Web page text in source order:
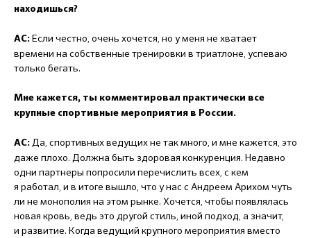
находишься?
АС: Если честно, очень хочется, но у меня не хватает
времени на собственные тренировки в триатлоне, успеваю
только бегать.
Мне кажется, ты комментировал практически все
крупные спортивные мероприятия в России.
АС: Да, спортивных ведущих не так много, и мне кажется, это
даже плохо. Должна быть здоровая конкуренция. Недавно
одни партнеры попросили перечислить всех, с кем
я работал, и в итоге вышло, что у нас с Андреем Арихом чуть
ли не монополия на этом рынке. Хочется, чтобы появлялась
новая кровь, ведь это другой стиль, иной подход, а значит,
и развитие. Когда ведущий крупного мероприятия вместо